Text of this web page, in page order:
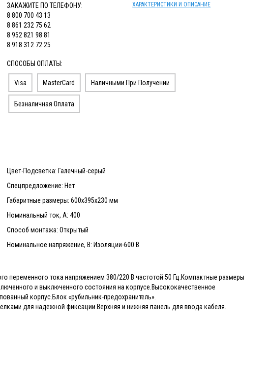
ЗАКАЖИТЕ ПО ТЕЛЕФОНУ:
8 800 700 43 13
8 861 232 75 62
8 952 821 98 81
8 918 312 72 25
ХАРАКТЕРИСТИКИ И ОПИСАНИЕ
СПОСОБЫ ОПЛАТЫ:
Visa MasterCard Наличными При Получении
Безналичная Оплата
Цвет-Подсветка: Галечный-серый
Спецпредложение: Нет
Габаритные размеры: 600х395х230 мм
Номинальный ток, А: 400
Способ монтажа: Открытый
Номинальное напряжение, В: Изоляции-600 В
переменного тока напряжением 380/220 В частотой 50 Гц.Компактные размеры
и выключенного состояния на корпусе.Высококачественное
корпус.Блок «рубильник-предохранитель».
для надёжной фиксации.Верхняя и нижняя панель для ввода кабеля.